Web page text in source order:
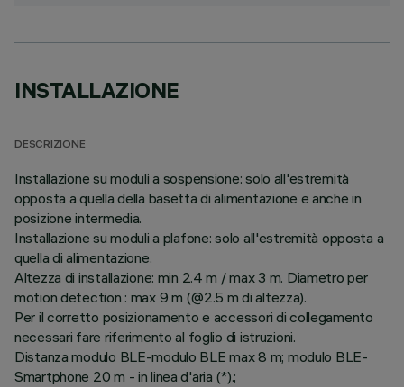
INSTALLAZIONE
DESCRIZIONE
Installazione su moduli a sospensione: solo all'estremità
opposta a quella della basetta di alimentazione e anche in
posizione intermedia.
Installazione su moduli a plafone: solo all'estremità opposta a
quella di alimentazione.
Altezza di installazione: min 2.4 m / max 3 m. Diametro per
motion detection : max 9 m (@2.5 m di altezza).
Per il corretto posizionamento e accessori di collegamento
necessari fare riferimento al foglio di istruzioni.
Distanza modulo BLE-modulo BLE max 8 m; modulo BLE-
Smartphone 20 m - in linea d'aria (*).;